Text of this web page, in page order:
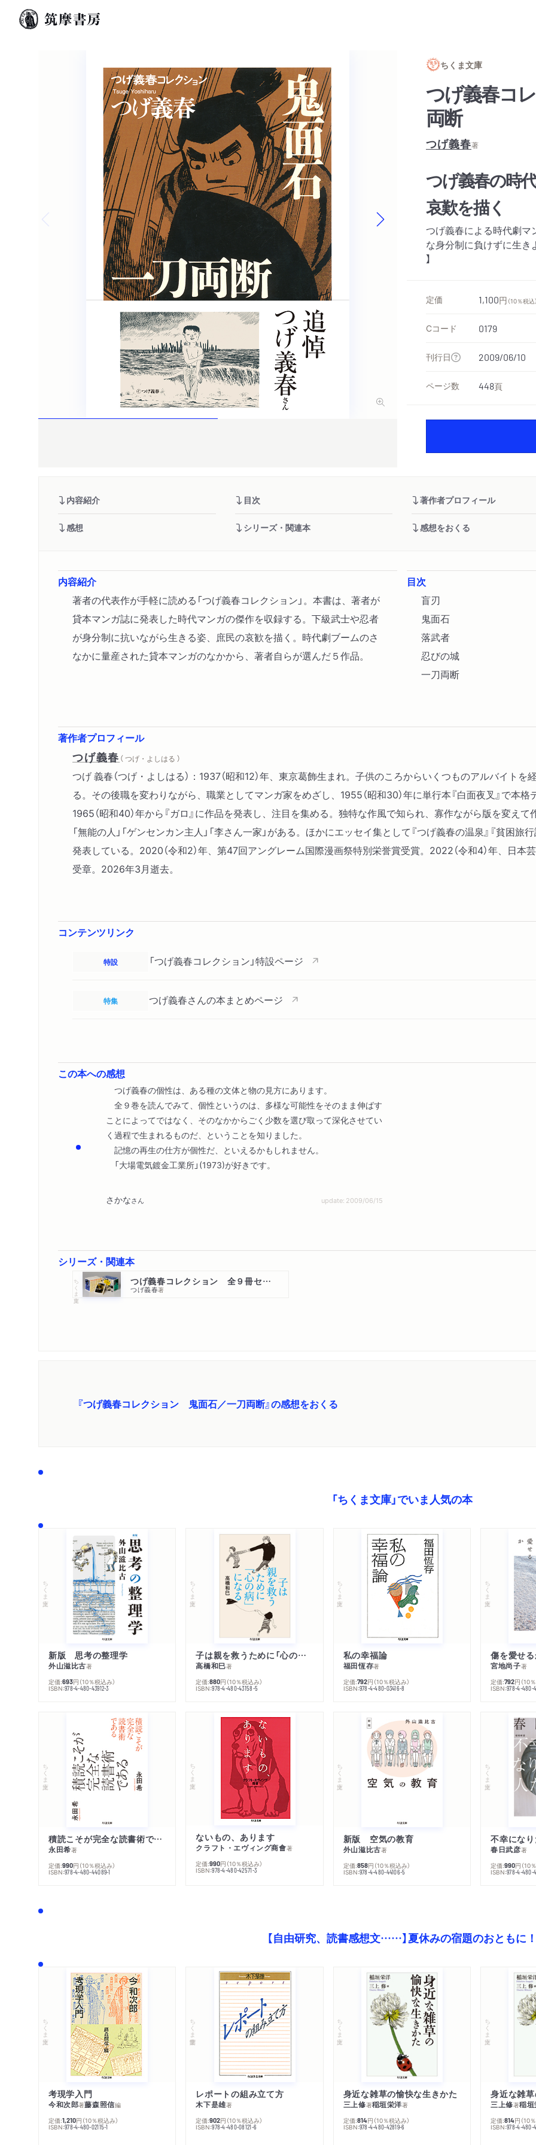
ちくま文庫
つげ義春コ
両断
つげ義春著
つげ義春の時
哀歎を描く
つげ義春による時代劇マ
な身分制に負けずに生き
】
定価 1,100円 （10％税込）
Cコード 0179
刊行日 2009/06/10
ページ数 448頁
内容紹介 目次 著作者プロフィール
感想 シリーズ・関連本 感想をおくる
内容紹介
著者の代表作が手軽に読める「つげ義春コレクション」。本書は、著者が
貸本マンガ誌に発表した時代マンガの傑作を収録する。下級武士や忍者
が身分制に抗いながら生きる姿、庶民の哀歓を描く。時代劇ブームのさ
なかに量産された貸本マンガのなかから、著者自らが選んだ５作品。
目次
盲刃
鬼面石
落武者
忍びの城
一刀両断
著作者プロフィール
つげ義春 （ つげ・よしはる ）
つげ 義春（つげ・よしはる）：1937（昭和12）年、東京葛飾生まれ。子供のころからいくつものアルバイト
る。その後職を変わりながら、職業としてマンガ家をめざし、1955（昭和30）年に単行本『白面夜叉』で本
1965（昭和40）年から『ガロ』に作品を発表し、注目を集める。独特な作風で知られ、寡作ながら版を変えて
「無能の人」「ゲンセンカン主人」「李さん一家」がある。ほかにエッセイ集として『つげ義春の温泉』『貧困旅
発表している。2020（令和2）年、第47回アングレーム国際漫画祭特別栄誉賞受賞。2022（令和4）年、日本
受章。2026年3月逝去。
コンテンツリンク
特設 「つげ義春コレクション」特設ページ
特集 つげ義春さんの本まとめページ
この本への感想
つげ義春の個性は、ある種の文体と物の見方にあります。
全９巻を読んでみて、個性というのは、多様な可能性をそのまま伸ばす
ことによってではなく、そのなかからごく少数を選び取って深化させてい
く過程で生まれるものだ、ということを知りました。
記憶の再生の仕方が個性だ、といえるかもしれません。
「大場電気鍍金工業所」(1973)が好きです。
さかなさん update: 2009/06/15
シリーズ・関連本
ちくま文庫 つげ義春コレクション 全９冊セット
つげ義春著
『つげ義春コレクション 鬼面石／一刀両断』の感想をおくる
「ちくま文庫」でいま人気の本
ちくま文庫
新版 思考の整理学
外山滋比古著
定価:693円 （10％税込み）
ISBN:978-4-480-43912-3
ちくま文庫
子は親を救うために「心の病」になる
高橋和巳著
定価:880円 （10％税込み）
ISBN:978-4-480-43158-5
ちくま文庫
私の幸福論
福田恆存著
定価:792円 （10％税込み）
ISBN:978-4-480-03416-8
ちくま文庫
傷を愛せ
宮地尚子著
定価:792円 （10
ISBN:978-4-480-
ちくま文庫
積読こそが完全な読書術である
永田希著
定価:990円 （10％税込み）
ISBN:978-4-480-44089-1
ちくま文庫
ないもの、あります
クラフト・エヴィング商會著
定価:990円 （10％税込み）
ISBN:978-4-480-42571-3
ちくま文庫
新版 空気の教育
外山滋比古著
定価:858円 （10％税込み）
ISBN:978-4-480-44106-5
ちくま文庫
春日武彦著
定価:990円 （10
ISBN:978-4-480-
【自由研究、読書感想文……】夏休みの宿題のおともに！
ちくま文庫
考現学入門
今和次郎著藤森照信編
定価:1,210円 （10％税込み）
ISBN:978-4-480-02115-1
ちくま学芸文庫
レポートの組み立て方
木下是雄著
定価:902円 （10％税込み）
ISBN:978-4-480-08121-6
ちくま文庫
身近な雑草の愉快な生きかた
三上修著稲垣栄洋著
定価:814円 （10％税込み）
ISBN:978-4-480-42819-6
ちくま文庫
身近な雑
三上修著稲
定価:814円 （10
ISBN:978-4-480-